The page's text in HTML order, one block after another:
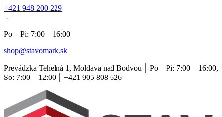
+421 948 200 229
-
Po – Pi: 7:00 – 16:00
shop@stavomark.sk
Prevádzka Tehelná 1, Moldava nad Bodvou ⎮ Po – Pi: 7:00 – 16:00,
So: 7:00 – 12:00 ⎮ +421 905 808 626